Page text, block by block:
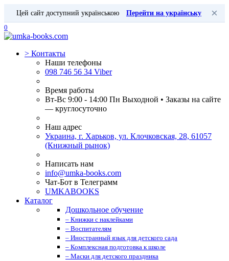
Цей сайт доступний українською Перейти на українську ×
0
> Контакты
Наши телефоны
098 746 56 34 Viber
Время работы
Вт-Вс 9:00 - 14:00 Пн Выходной • Заказы на сайте
— круглосуточно
Наш адрес
Украина, г. Харьков, ул. Клочковская, 28, 61057
(Книжный рынок)
Написать нам
info@umka-books.com
Чат-Бот в Телеграмм
UMKABOOKS
Каталог
Дошкольное обучение
– Книжки с наклейками
– Воспитателям
– Иностранный язык для детского сада
– Комплексная подготовка к школе
– Маски для детского праздника